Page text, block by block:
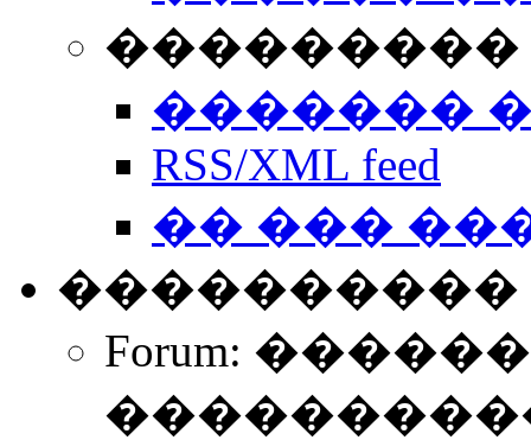
���������
�������
RSS/XML feed
�� ���
����������
Forum: